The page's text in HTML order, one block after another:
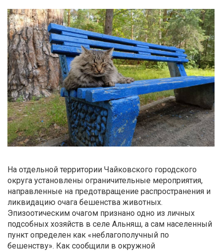
На отдельной территории Чайковского городского
округа установлены ограничительные мероприятия,
направленные на предотвращение распространения и
ликвидацию очага бешенства животных.
Эпизоотическим очагом признано одно из личных
подсобных хозяйств в селе Альняш, а сам населенный
пункт определен как «неблагополучный по
бешенству». Как сообщили в окружной